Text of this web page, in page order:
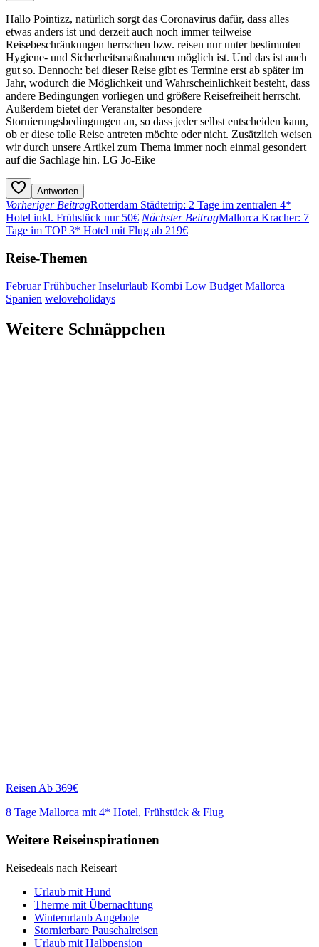
Hallo Pointizz, natürlich sorgt das Coronavirus dafür, dass alles
etwas anders ist und derzeit auch noch immer teilweise
Reisebeschränkungen herrschen bzw. reisen nur unter bestimmten
Hygiene- und Sicherheitsmaßnahmen möglich ist. Und das ist auch
gut so. Dennoch: bei dieser Reise gibt es Termine erst ab später im
Jahr, wodurch die Möglichkeit und Wahrscheinlichkeit besteht, dass
andere Bedingungen vorliegen und größere Reisefreiheit herrscht.
Außerdem bietet der Veranstalter besondere
Stornierungsbedingungen an, so dass jeder selbst entscheiden kann,
ob er diese tolle Reise antreten möchte oder nicht. Zusätzlich weisen
wir durch unsere Artikel zum Thema immer noch einmal gesondert
auf die Sachlage hin. LG Jo-Eike
Antworten
Vorheriger BeitragRotterdam Städtetrip: 2 Tage im zentralen 4*
Hotel inkl. Frühstück nur 50€ Nächster BeitragMallorca Kracher: 7
Tage im TOP 3* Hotel mit Flug ab 219€
Reise-Themen
Februar Frühbucher Inselurlaub Kombi Low Budget Mallorca
Spanien weloveholidays
Weitere Schnäppchen
ReisenAb 369€
8 Tage Mallorca mit 4* Hotel, Frühstück & Flug
Weitere Reiseinspirationen
Reisedeals nach Reiseart
Urlaub mit Hund
Therme mit Übernachtung
Winterurlaub Angebote
Stornierbare Pauschalreisen
Urlaub mit Halbpension